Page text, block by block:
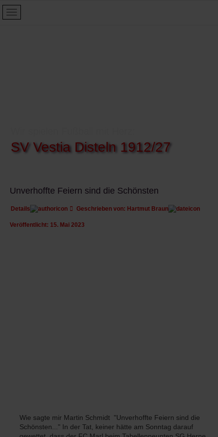
SV Vestia Disteln 1912/27
Unverhoffte Feiern sind die Schönsten
Details Geschrieben von: Hartmut Braun
Veröffentlicht: 15. Mai 2023
Wie sagte mir Martin Schmidt "Unverhoffte Feiern sind die
Schönsten..." In der Tat, keiner hätte am Sonntag darauf